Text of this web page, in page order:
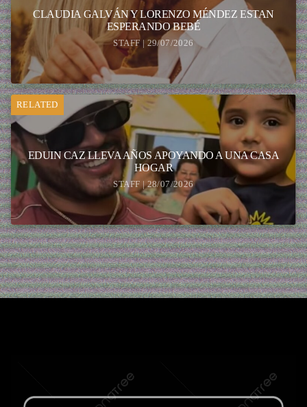
CLAUDIA GALVÁN Y LORENZO MÉNDEZ ESTAN
ESPERANDO BEBÉ
STAFF | 29/07/2026
RELATED
EDUIN CAZ LLEVA AÑOS APOYANDO A UNA CASA
HOGAR
STAFF | 28/07/2026